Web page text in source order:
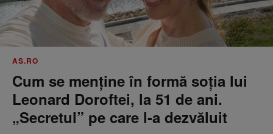
AS.RO
Cum se menţine în formă soţia lui
Leonard Doroftei, la 51 de ani.
„Secretul” pe care l-a dezvăluit